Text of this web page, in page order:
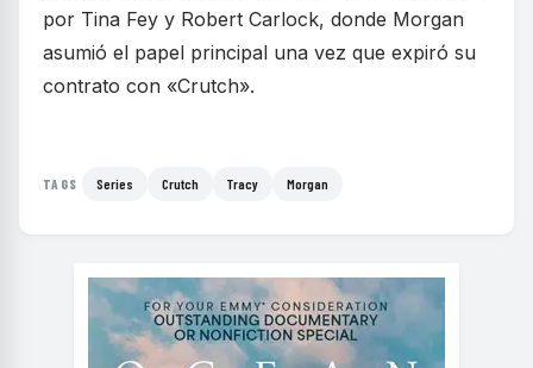
por Tina Fey y Robert Carlock, donde Morgan
asumió el papel principal una vez que expiró su
contrato con «Crutch».
TAGS Series Crutch Tracy Morgan